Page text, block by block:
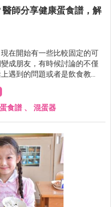
師分享健康蛋食譜，解
在開始有一些比較固定的可
成朋友，有時候討論的不僅
遇到的問題或者是飲食教
食譜 、 混蛋器